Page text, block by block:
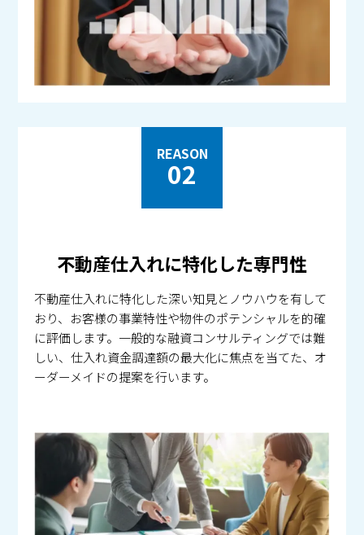
REASON
02
不動産仕入れに特化した専門性
不動産仕入れに特化した深い知見とノウハウを有して
おり、お客様の事業特性や物件のポテンシャルを的確
に評価します。一般的な融資コンサルティングでは難
しい、仕入れ資金調達額の最大化に焦点を当てた、オ
ーダーメイドの提案を行います。